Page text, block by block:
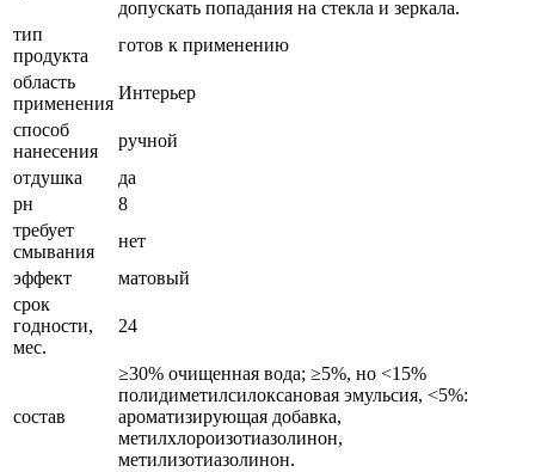
допускать попадания на стекла и зеркала.
тип
продукта
готов к применению
область
применения
Интерьер
способ
нанесения
ручной
отдушка
да
рн
8
требует
смывания
нет
эффект
матовый
срок
годности,
мес.
24
состав
≥30% очищенная вода; ≥5%, но <15%
полидиметилсилоксановая эмульсия, <5%:
ароматизирующая добавка,
метилхлороизотиазолинон,
метилизотиазолинон.